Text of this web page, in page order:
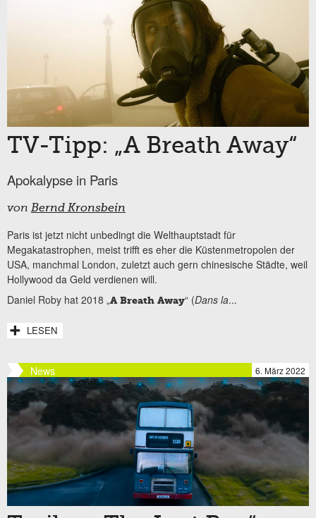
TV-Tipp: „A Breath Away“
Apokalypse in Paris
von Bernd Kronsbein
Paris ist jetzt nicht unbedingt die Welthauptstadt für
Megakatastrophen, meist trifft es eher die Küstenmetropolen der
USA, manchmal London, zuletzt auch gern chinesische Städte, weil
Hollywood da Geld verdienen will.
Daniel Roby hat 2018 „A Breath Away“ (Dans la...
LESEN
News 6. März 2022